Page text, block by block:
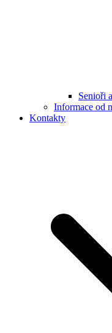
Senioři
Informace od
Kontakty